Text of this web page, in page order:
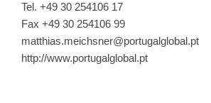
Tel. +49 30 254106 17
Fax +49 30 254106 99
matthias.meichsner@portugalglobal.pt
http://www.portugalglobal.pt